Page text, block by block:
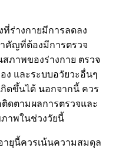
างกายมีการลดลง
คัญที่ต้องมีการตรวจ
ภาพของร่างกาย ตรวจ
ง และระบบอวัยวะอื่นๆ
กิดขึ้นได้ นอกจากนี้ ควร
ดตามผลการตรวจและ
าพในช่วงวัยนี้
ายุนี้ควรเน้นความสมดุล